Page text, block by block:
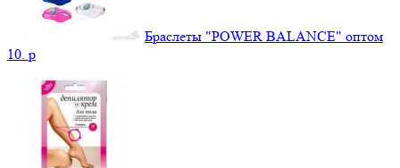
Браслеты "POWER BALANCE" оптом
10. p